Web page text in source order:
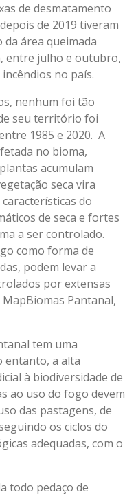
de desmatamento
de 2019 tiveram
área queimada
entre julho e outubro,
no país.
nenhum foi tão
seu território foi
1985 e 2020. A
no bioma,
acumulam
seca vira
do
de seca e fortes
a ser controlado.
como forma de
podem levar a
por extensas
Pantanal,
tem uma
entanto, a alta
à biodiversidade de
ao uso do fogo devem
das pastagens, de
os ciclos do
adequadas, com o
todo pedaço de